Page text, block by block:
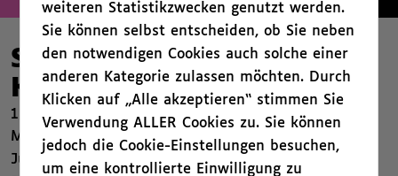
weiteren Statistikzwecken genutzt werden.
Sie können selbst entscheiden, ob Sie neben
den notwendigen Cookies auch solche einer
anderen Kategorie zulassen möchten. Durch
Klicken auf „Alle akzeptieren“ stimmen Sie
Verwendung ALLER Cookies zu. Sie können
jedoch die Cookie-Einstellungen besuchen,
um eine kontrollierte Einwilligung zu
Start des Pilotprojekts
KulturPass des Bundes
19. Juni 2023
Mit der Freischaltung der
KulturPass-App
am 14.
Juni 2023 geht das Pilotprojekt KulturPass des